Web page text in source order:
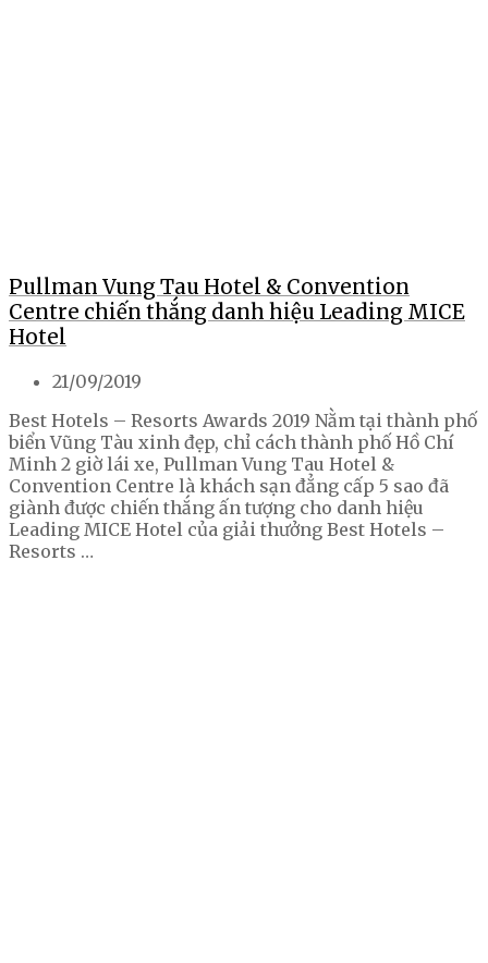
Pullman Vung Tau Hotel & Convention
Centre chiến thắng danh hiệu Leading MICE
Hotel
21/09/2019
Best Hotels – Resorts Awards 2019 Nằm tại thành phố
biển Vũng Tàu xinh đẹp, chỉ cách thành phố Hồ Chí
Minh 2 giờ lái xe, Pullman Vung Tau Hotel &
Convention Centre là khách sạn đẳng cấp 5 sao đã
giành được chiến thắng ấn tượng cho danh hiệu
Leading MICE Hotel của giải thưởng Best Hotels –
Resorts …